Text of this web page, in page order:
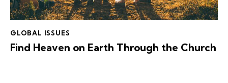
GLOBAL ISSUES
Find Heaven on Earth Through the Church